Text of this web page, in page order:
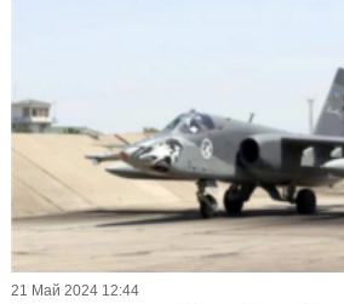
21 Май 2024 12:44